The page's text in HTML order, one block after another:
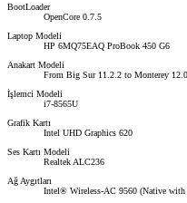
BootLoader
OpenCore 0.7.5
Laptop Modeli
HP 6MQ75EAQ ProBook 450 G6
Anakart Modeli
From Big Sur 11.2.2 to Monterey
İşlemci Modeli
i7-8565U
Grafik Kartı
Intel UHD Graphics 620
Ses Kartı Modeli
Realtek ALC236
Ağ Aygıtları
Intel® Wireless-AC 9560 (Native